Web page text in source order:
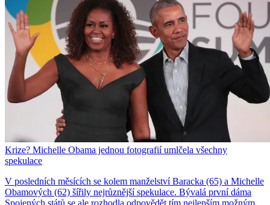
Krize? Michelle Obama jednou fotografií umlčela všechny
spekulace
V posledních měsících se kolem manželství Baracka (65) a Michelle
Obamových (62) šířily nejrůznější spekulace. Bývalá první dáma
Spojených států se ale rozhodla odpovědět tím nejlepším možným